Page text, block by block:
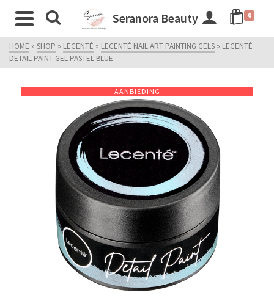
Seranora Beauty 0
HOME » SHOP » LECENTÉ » LECENTÉ NAIL ART PAINTING GELS » LECENTÉ
DETAIL PAINT GEL PASTEL BLUE
AANBIEDING